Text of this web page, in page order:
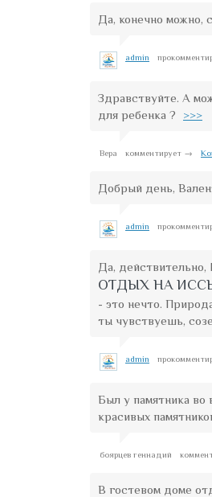
Да, конечно можно,
admin
Здравствуйте. А
для ребенка ?
>>>
Вера комментирует →
Добрый день,
admin
Да, действительно,
ОТДЫХ НА
- это нечто.
ты чувствуешь,
admin
Был у памятника во
красивых
боярцев геннадий
В гостевом доме